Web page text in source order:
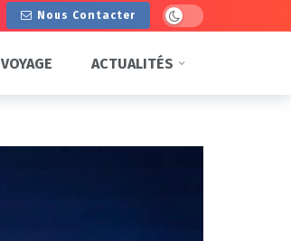
Nous Contacter Dark mode
VOYAGE ACTUALITÉS